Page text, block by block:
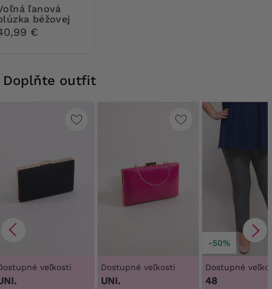
béžovej
€
Doplňte outfit
veľkosti Dostupné veľkosti
UNI.
-50%
Dostupné
48